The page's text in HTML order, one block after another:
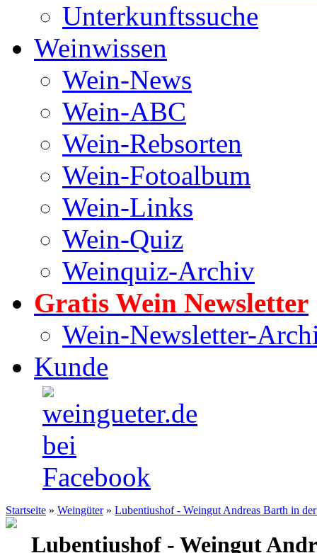
Unterkunftssuche
Weinwissen
Wein-News
Wein-ABC
Wein-Rebsorten
Wein-Fotoalbum
Wein-Links
Wein-Quiz
Weinquiz-Archiv
Gratis Wein Newsletter
Wein-Newsletter-
Kunde
Startseite » Weingüter » Lubentiushof - Weingut Andreas Barth in
Lubentiushof - Weingut